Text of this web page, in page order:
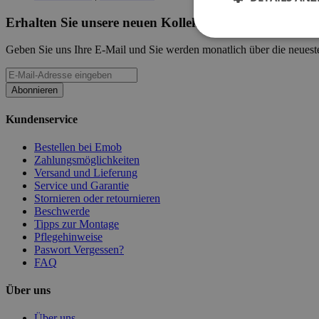
Erhalten Sie unsere neuen Kollektionen und
Geben Sie uns Ihre E-Mail und Sie werden monatlich über die
Abonnieren
Kundenservice
Bestellen bei Emob
Zahlungsmöglichkeiten
Versand und Lieferung
Service und Garantie
Stornieren oder retournieren
Beschwerde
Tipps zur Montage
Pflegehinweise
Paswort Vergessen?
FAQ
Über uns